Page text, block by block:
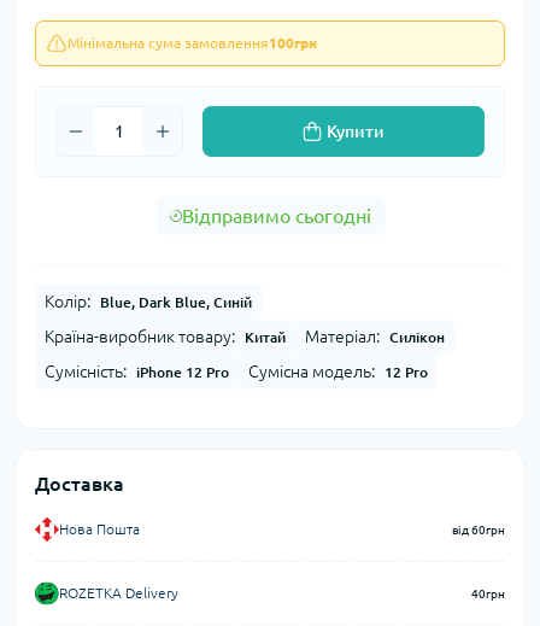
Мінімальна сума замовлення100грн
Купити
Відправимо сьогодні
Колір: Blue, Dark Blue, Синій
Країна-виробник товару: Китай Матеріал: Силікон
Сумісність: iPhone 12 Pro Сумісна модель: 12 Pro
Доставка
Нова Пошта від 60грн
ROZETKA Delivery 40грн